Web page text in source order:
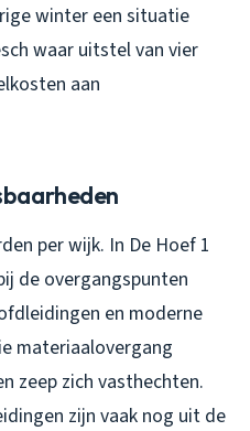
winter een situatie
waar uitstel van vier
aan
per wijk. In De Hoef 1
de overgangspunten
en moderne
materiaalovergang
zeep zich vasthechten.
zijn vaak nog uit de